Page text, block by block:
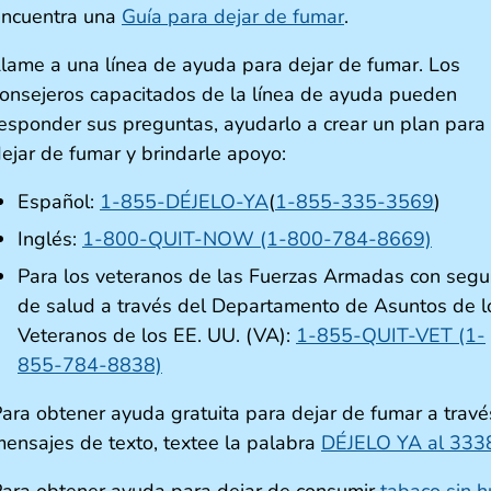
una Guía para dejar de fumar.
a una línea de ayuda para dejar de fumar. Los
capacitados de la línea de ayuda pueden
sus preguntas, ayudarlo a crear un plan para
de fumar y brindarle apoyo:
Español: 1-855-DÉJELO-YA(1-855-335-3569)
Inglés: 1-800-QUIT-NOW (1-800-784-8669)
Para los veteranos de las Fuerzas Armadas con
de salud a través del Departamento de Asuntos de
Veteranos de los EE. UU. (VA): 1-855-QUIT-VET (1-
855-784-8838)
obtener ayuda gratuita para dejar de fumar a
de texto, textee la palabra DÉJELO YA al